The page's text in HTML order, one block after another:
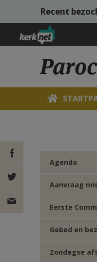
Overslaan en naar de
Recent
DEEL OP
FACEBOOK
DEEL OP
Agenda
Aanvraag
Eerste
Gebed en
Zondagse